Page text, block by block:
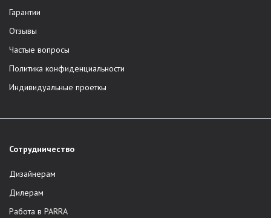
Гарантии
Отзывы
Частые вопросы
Политика конфиденциальности
Индивидуальные проеткы
Сотрудничество
Дизайнерам
Дилерам
Работа в PARRA